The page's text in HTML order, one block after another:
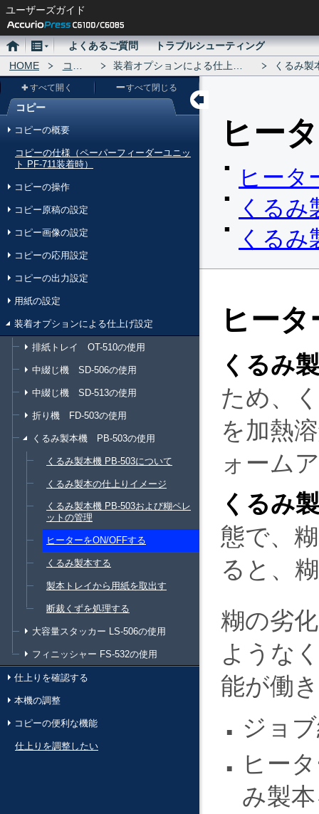
ユーザーズガイド
ホ
ー
メ
ニ
ュ
ー
よくあるご質問
トラブルシューティング
HOME
コピー 装着オプションによる仕上げ設定 くるみ製
メ
ー
コピー
すべて開く すべて閉じる
コピーの概要
コピーの仕様（ペーパーフィーダーユニッ
ト PF-711装着時）
コピーの操作
コピー原稿の設定
コピー画像の設定
コピーの応用設定
コピーの出力設定
用紙の設定
装着オプションによる仕上げ設定
排紙トレイ OT-510の使用
中綴じ機 SD-506の使用
中綴じ機 SD-513の使用
折り機 FD-503の使用
くるみ製本機 PB-503の使用
くるみ製本機 PB-503について
くるみ製本の仕上りイメージ
くるみ製本機 PB-503および糊ペレ
ットの管理
ヒーターをON/OFFする
くるみ製本する
製本トレイから用紙を取出す
断裁くずを処理する
大容量スタッカー LS-506の使用
フィニッシャー FS-532の使用
仕上りを確認する
本機の調整
コピーの便利な機能
仕上りを調整したい
ヒー
ヒータ
くるみ
くるみ
ヒー
くるみ
ため、
を加熱
ォーム
くるみ
態で、
ると、
糊の劣
ような
能が働
ジョ
ヒー
み製